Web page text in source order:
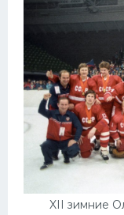
XII зимние